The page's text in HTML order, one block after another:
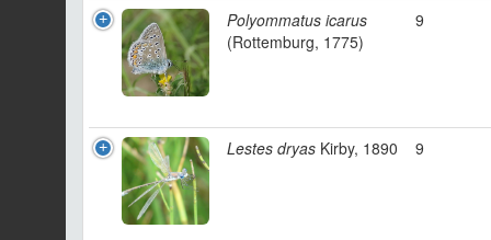
Polyommatus icarus
(Rottemburg, 1775)
9
Lestes dryas Kirby, 1890 9